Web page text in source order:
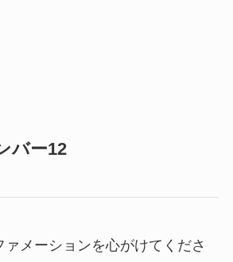
バー12
メーションを心がけてくださ